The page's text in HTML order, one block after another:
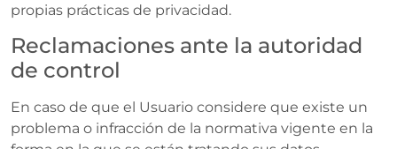
propias prácticas de privacidad.
Reclamaciones ante la autoridad
de control
En caso de que el Usuario considere que existe un
problema o infracción de la normativa vigente en la